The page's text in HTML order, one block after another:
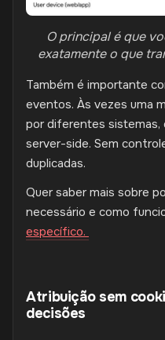
O principal é que
exatamente o que
Também é importante
eventos. Às vezes uma
por diferentes sistemas,
server-side. Sem
duplicadas.
Quer saber mais sobre
necessário e como
específico.
Atribuição sem
decisões